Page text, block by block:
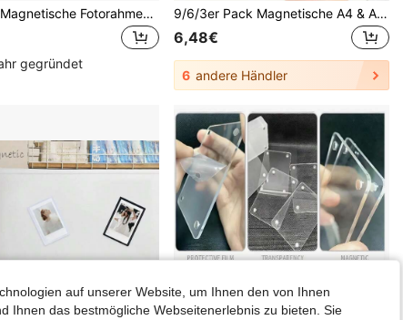
8 Stücke Magnetische Fotorahmen, bunte Vintage-Stil vertikale Fotorahmen, geeignet für Kühlschrank, Küche und Heimdekoration
gegründet
9/6/3er Pack Magnetische A4 & A3 Posterrahmen, selbstklebende wiederverwendbare Gold Silber Schwarz Wandmontage Bilderrahmen mit Galeriehaken, moderner Kunstdruck Foto Zertifikat Gemälde Displayrahmen, selbstklebende Wanddekorationen, abnehmbare magnetische Tapete,
6,48€
6 andere Händler
auf unserer Website, um Ihnen den von Ihnen
Ihnen das bestmögliche Webseitenerlebnis zu bieten. Sie